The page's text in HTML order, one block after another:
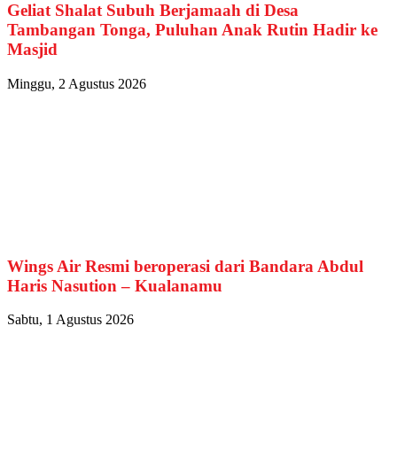
Geliat Shalat Subuh Berjamaah di Desa
Tambangan Tonga, Puluhan Anak Rutin Hadir ke
Masjid
Minggu, 2 Agustus 2026
Wings Air Resmi beroperasi dari Bandara Abdul
Haris Nasution – Kualanamu
Sabtu, 1 Agustus 2026